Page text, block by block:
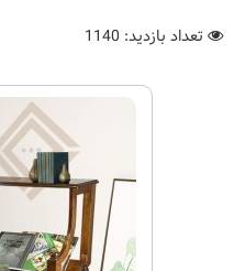
تعداد بازدید: 1140